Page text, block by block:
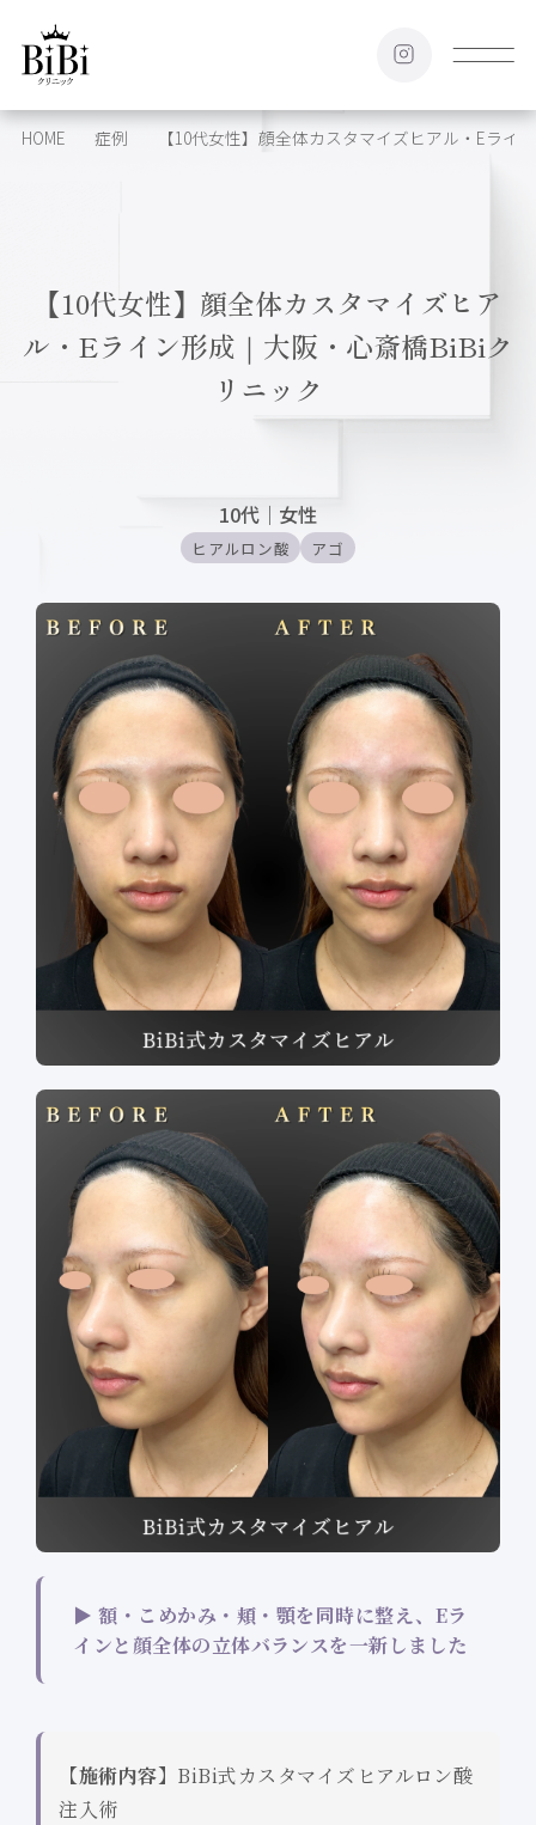
HOME 症例 【10代女性】顔全体カスタマイズヒアル・Eライ
【10代女性】顔全体カスタマイズヒア
ル・Eライン形成｜大阪・心斎橋BiBiク
リニック
10代 ｜ 女性
ヒアルロン酸 アゴ
▶ 額・こめかみ・頬・顎を同時に整え、Eラ
インと顔全体の立体バランスを一新しました
【施術内容】 BiBi式カスタマイズヒアルロン酸
注入術